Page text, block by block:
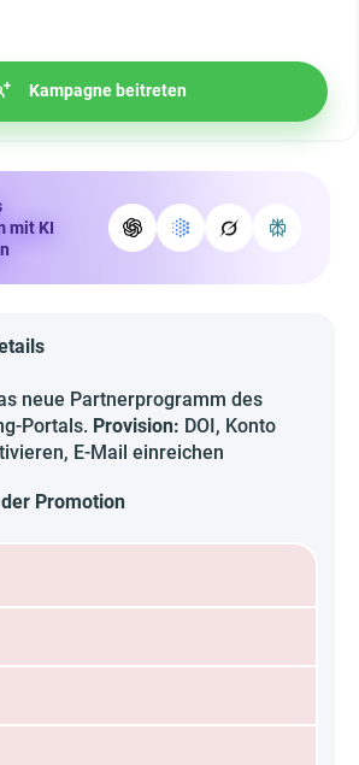
Kampagne beitreten
mit KI
neue Partnerprogramm des
Portals. Provision: DOI, Konto
E-Mail einreichen
Promotion